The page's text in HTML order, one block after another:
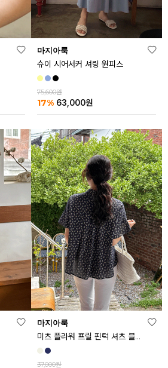
마지아룩
슈이 시어서커 셔링 원피스
75,600원
17% 63,000원
마지아룩
미츠 플라워 프릴 핀턱 셔츠 블라우스
37,000원